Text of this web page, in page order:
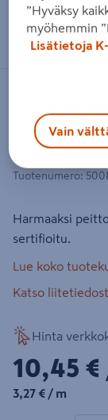
Jalkalista
harmaa J157
Tuotenumero:
Harmaaksi
sertifioitu.
Lue koko
Katso
Hinta
10,45 €
3,27€/m
3,27 € / m
”Hyväksy
myöhemmin
Lisätietoja
Vain